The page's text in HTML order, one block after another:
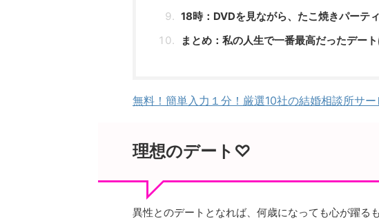
18時：DVDを見ながら、たこ焼きパーテ
まとめ：私の人生で一番最高だったデー
無料！簡単入力１分！厳選10社の結婚相談所サー
理想のデート♡
異性とのデートとなれば、何歳になっても心が躍る